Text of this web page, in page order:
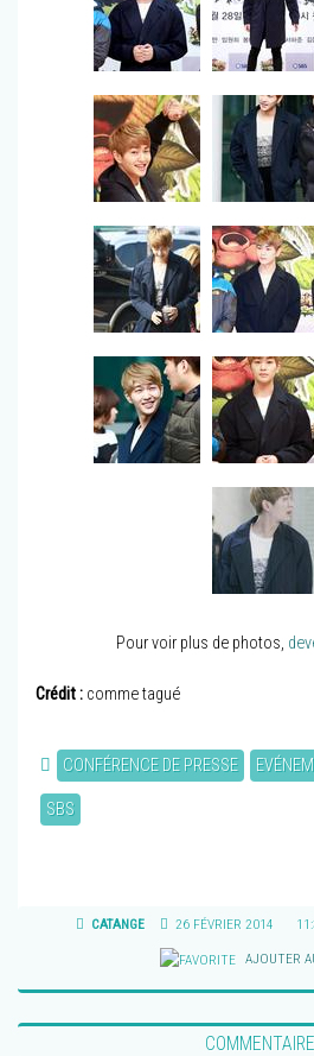
Pour voir plus de photos,
Crédit : comme tagué
CONFÉRENCE DE PRESSE
SBS
CATANGE 26 FÉVRIER 2014
AJOUTER